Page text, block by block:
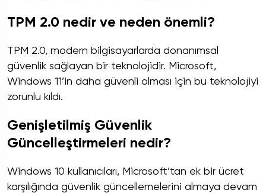
TPM 2.0 nedir ve neden önemli?
TPM 2.0, modern bilgisayarlarda donanımsal
güvenlik sağlayan bir teknolojidir. Microsoft,
Windows 11’in daha güvenli olması için bu teknolojiyi
zorunlu kıldı.
Genişletilmiş Güvenlik
Güncelleştirmeleri nedir?
Windows 10 kullanıcıları, Microsoft’tan ek bir ücret
karşılığında güvenlik güncellemelerini almaya devam